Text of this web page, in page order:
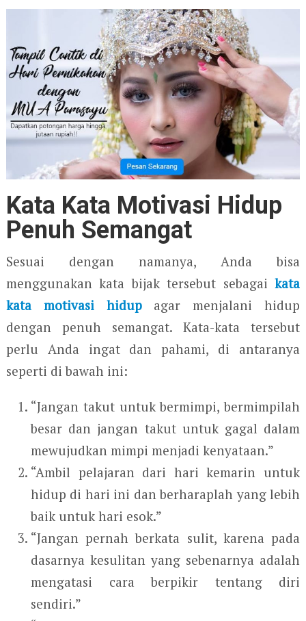
Kata Kata Motivasi Hidup
Penuh Semangat
Sesuai dengan namanya, Anda bisa
menggunakan kata bijak tersebut sebagaikata
kata motivasi hidupagar menjalani hidup
dengan penuh semangat. Kata-kata tersebut
perlu Anda ingat dan pahami, di antaranya
seperti di bawah ini:
“Jangan takut untuk bermimpi, bermimpilah
besar dan jangan takut untuk gagal dalam
mewujudkan mimpi menjadi kenyataan.”
“Ambil pelajaran dari hari kemarin untuk
hidup di hari ini dan berharaplah yang lebih
baik untuk hari esok.”
“Jangan pernah berkata sulit, karena pada
dasarnya kesulitan yang sebenarnya adalah
mengatasi cara berpikir tentang diri
sendiri.”